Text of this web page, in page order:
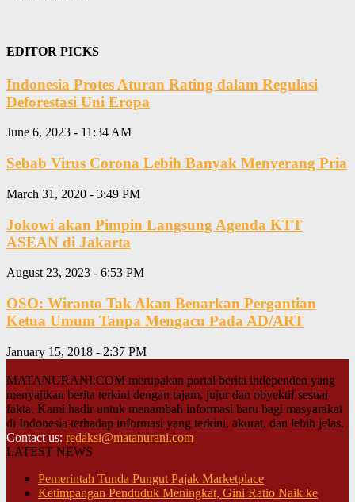
EDITOR PICKS
Indonesia Protes Aturan Rating dalam Regulasi
Deforestasi Uni Eropa
June 6, 2023 - 11:34 AM
Sebab Virus Corona Lebih Banyak Menyerang Pria
March 31, 2020 - 3:49 PM
Jokowi akan Pimpin Langsung Agenda KTT
ASEAN di Jakarta
August 23, 2023 - 6:53 PM
OSO: Wiranto Tak Akan Benarkan Pergantian
Ketua Umum Tanpa Mengacu Pada AD/ART
January 15, 2018 - 2:37 PM
MATANURANI.COM merupakan portal berita independen yang
menyajikan berita terkini dengan tajam, jujur dan obyektif sesuai
fakta. Kami hadir untuk menambah informasi baru bagi masyarakat
di Indonesia terhadap informasi yang terkini, akurat, dan lebih jelas.
Contact us: redaksi@matanurani.com
LATEST NEWS
Pemerintah Tunda Pungut Pajak Marketplace
Ketimpangan Penduduk Meningkat, Gini Ratio Naik ke